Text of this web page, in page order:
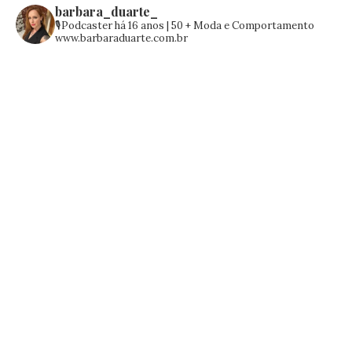
barbara_duarte_
🎙️Podcaster há 16 anos | 50 +Moda e Comportamento
www.barbaraduarte.com.br